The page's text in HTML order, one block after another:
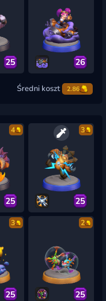
25 26
Średni koszt 2.86
4
25
3
25
3
25
2
25